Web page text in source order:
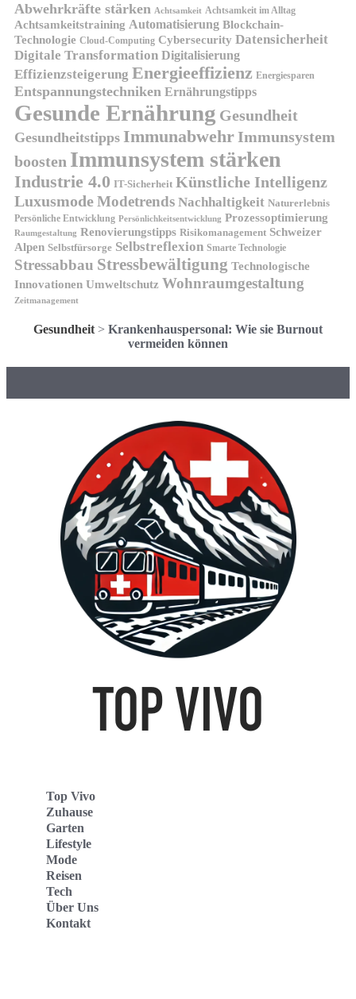
Abwehrkräfte stärken Achtsamkeit Achtsamkeit im Alltag
Achtsamkeitstraining Automatisierung Blockchain-
Technologie Cloud-Computing Cybersecurity Datensicherheit
Digitale Transformation Digitalisierung
Effizienzsteigerung Energieeffizienz Energiesparen
Entspannungstechniken Ernährungstipps
Gesunde Ernährung Gesundheit
Gesundheitstipps Immunabwehr Immunsystem
boosten Immunsystem stärken
Industrie 4.0 IT-Sicherheit Künstliche Intelligenz
LuxusmodeModetrends Nachhaltigkeit Naturerlebnis
Persönliche Entwicklung Persönlichkeitsentwicklung Prozessoptimierung
Raumgestaltung Renovierungstipps Risikomanagement Schweizer
Alpen Selbstfürsorge Selbstreflexion Smarte Technologie
Stressabbau Stressbewältigung Technologische
Innovationen Umweltschutz Wohnraumgestaltung
Zeitmanagement
Gesundheit > Krankenhauspersonal: Wie sie Burnout
vermeiden können
Top Vivo
Zuhause
Garten
Lifestyle
Mode
Reisen
Tech
Über Uns
Kontakt